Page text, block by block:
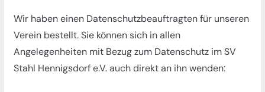
u
n
d
U
Wir haben einen Datenschutzbeauftragten für unseren
Verein bestellt. Sie können sich in allen
Angelegenheiten mit Bezug zum Datenschutz im SV
Stahl Hennigsdorf e.V. auch direkt an ihn wenden: